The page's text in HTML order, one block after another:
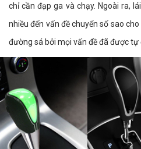
chỉ cần đạp ga và chạy. Ngoài ra,
nhiều đến vấn đề chuyển số sao
đường sá bởi mọi vấn đề đã được tự